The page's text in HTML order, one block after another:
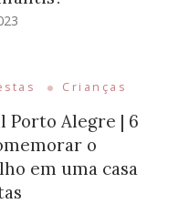
Crianças
Porto Alegre | 6
o
em uma casa